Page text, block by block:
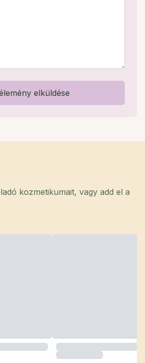
elküldése
kozmetikumait, vagy add el a